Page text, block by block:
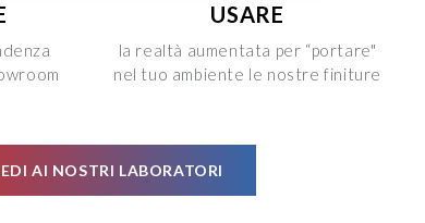
USARE
la realtà aumentata per “portare"
nel tuo ambiente le nostre finiture
AI NOSTRI LABORATORI